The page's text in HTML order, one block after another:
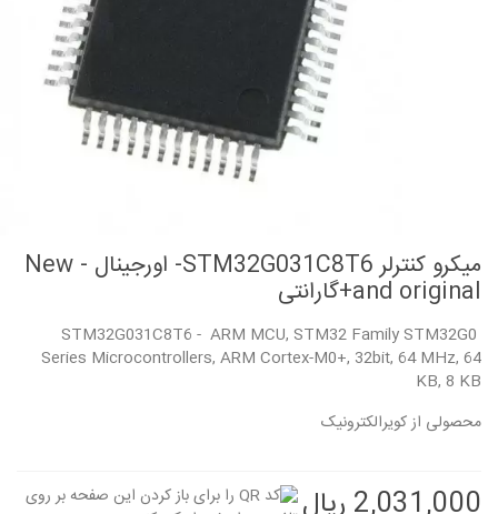
میکرو کنترلر STM32G031C8T6- اورجینال - New
and original+گارانتی
STM32G031C8T6 - ARM MCU, STM32 Family STM32G0
Series Microcontrollers, ARM Cortex-M0+, 32bit, 64 MHz, 64
KB, 8 KB
محصولی از کویرالکترونیک
2,031,000 ریال